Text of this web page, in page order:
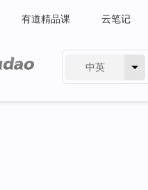
有道精品课 云笔记
中英